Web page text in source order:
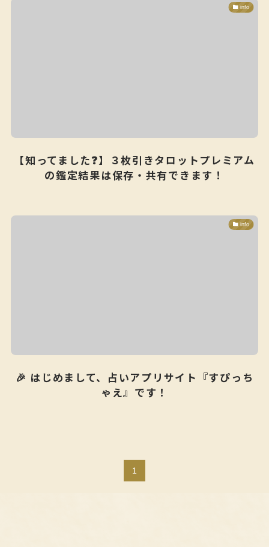
info
【知ってました❓】３枚引きタロットプレミアム
の鑑定結果は保存・共有できます！
info
🎉 はじめまして、占いアプリサイト『すぴっち
ゃえ』です！
1